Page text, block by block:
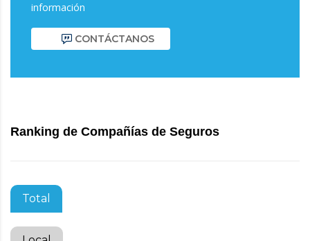
información
CONTÁCTANOS
Ranking de Compañías de Seguros
Total